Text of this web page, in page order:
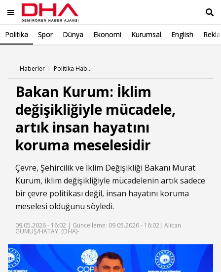
Politika Spor Dünya Ekonomi Kurumsal English
Haberler Politika Haberleri
Bakan Kurum: İklim
değişikliğiyle mücadele,
artık insan hayatını
koruma meselesidir
Çevre, Şehircilik ve İklim Değişikliği Bakanı Murat
Kurum, iklim değişikliğiyle mücadelenin artık sadece
bir çevre politikası değil, insan hayatını koruma
meselesi olduğunu söyledi.
09.05.2026 - 16:02 | Güncelleme: 09.05.2026 - 16:02 | Alican
GÜMÜŞ/HATAY, (DHA)-